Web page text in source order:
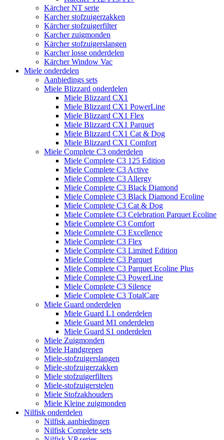
Kärcher NT serie
Karcher stofzuigerzakken
Kärcher stofzuigerfilter
Karcher zuigmonden
Kärcher stofzuigerslangen
Karcher losse onderdelen
Kärcher Window Vac
Miele onderdelen
Aanbiedings sets
Miele Blizzard onderdelen
Miele Blizzard CX1
Miele Blizzard CX1 PowerLine
Miele Blizzard CX1 Flex
Miele Blizzard CX1 Parquet
Miele Blizzard CX1 Cat & Dog
Miele Blizzard CX1 Comfort
Miele Complete C3 onderdelen
Miele Complete C3 125 Edition
Miele Complete C3 Active
Miele Complete C3 Allergy
Miele Complete C3 Black Diamond
Miele Complete C3 Black Diamond Ecoline
Miele Complete C3 Cat & Dog
Miele Complete C3 Celebration Parquet Ecoline​
Miele Complete C3 Comfort
Miele Complete C3 Excellence
Miele Complete C3 Flex
Miele Complete C3 Limited Edition
Miele Complete C3 Parquet
Miele Complete C3 Parquet Ecoline Plus
Miele Complete C3 PowerLine
Miele Complete C3 Silence
Miele Complete C3 TotalCare
Miele Guard onderdelen
Miele Guard L1 onderdelen
Miele Guard M1 onderdelen
Miele Guard S1 onderdelen
Miele Zuigmonden
Miele Handgrepen
Miele-stofzuigerslangen
Miele-stofzuigerzakken
Miele stofzuigerfilters
Miele-stofzuigerstelen
Miele Stofzakhouders
Miele Kleine zuigmonden
Nilfisk onderdelen
Nilfisk aanbiedingen
Nilfisk Complete sets